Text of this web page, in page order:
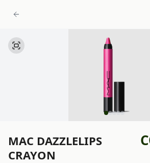
MAC DAZZLELIPS
CRAYON